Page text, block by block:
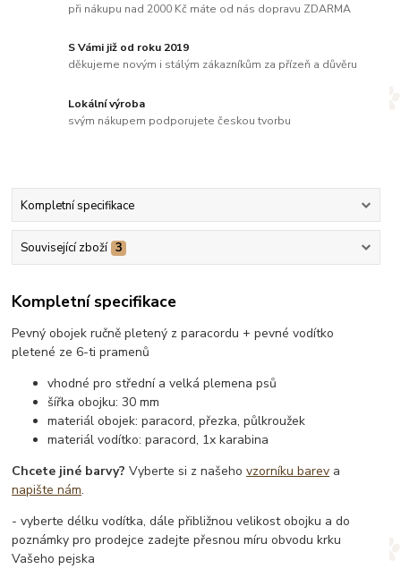
při nákupu nad 2000 Kč máte od nás dopravu ZDARMA
S Vámi již od roku 2019
děkujeme novým i stálým zákazníkům za přízeň a důvěru
Lokální výroba
svým nákupem podporujete českou tvorbu
Kompletní specifikace
Související zboží 3
Kompletní specifikace
Pevný obojek ručně pletený z paracordu + pevné vodítko
pletené ze 6-ti pramenů
vhodné pro střední a velká plemena psů
šířka obojku: 30 mm
materiál obojek: paracord, přezka, půlkroužek
materiál vodítko: paracord, 1x karabina
Chcete jiné barvy? Vyberte si z našehovzorníku barev a
napište nám.
- vyberte délku vodítka, dále přibližnou velikost obojku a do
poznámky pro prodejce zadejte přesnou míru obvodu krku
Vašeho pejska